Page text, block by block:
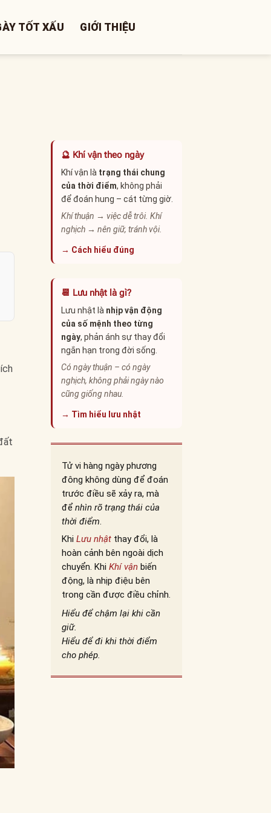
TỐT XẤU GIỚI THIỆU
🔮 Khí vận theo ngày
Khí vận là trạng thái chung
của thời điểm, không phải
để đoán hung – cát từng giờ.
Khí thuận → việc dễ trôi. Khí
nghịch → nên giữ, tránh vội.
→ Cách hiểu đúng
📆 Lưu nhật là gì?
Lưu nhật là nhịp vận động
của số mệnh theo từng
ngày, phản ánh sự thay đổi
ngắn hạn trong đời sống.
Có ngày thuận – có ngày
nghịch, không phải ngày nào
cũng giống nhau.
→ Tìm hiểu lưu nhật
Tử vi hàng ngày phương
đông không dùng để đoán
trước điều sẽ xảy ra, mà
để nhìn rõ trạng thái của
thời điểm.
Khi Lưu nhậtthay đổi, là
hoàn cảnh bên ngoài dịch
chuyển. Khi Khí vậnbiến
động, là nhịp điệu bên
trong cần được điều chỉnh.
Hiểu để chậm lại khi cần
giữ.
Hiểu để đi khi thời điểm
cho phép.